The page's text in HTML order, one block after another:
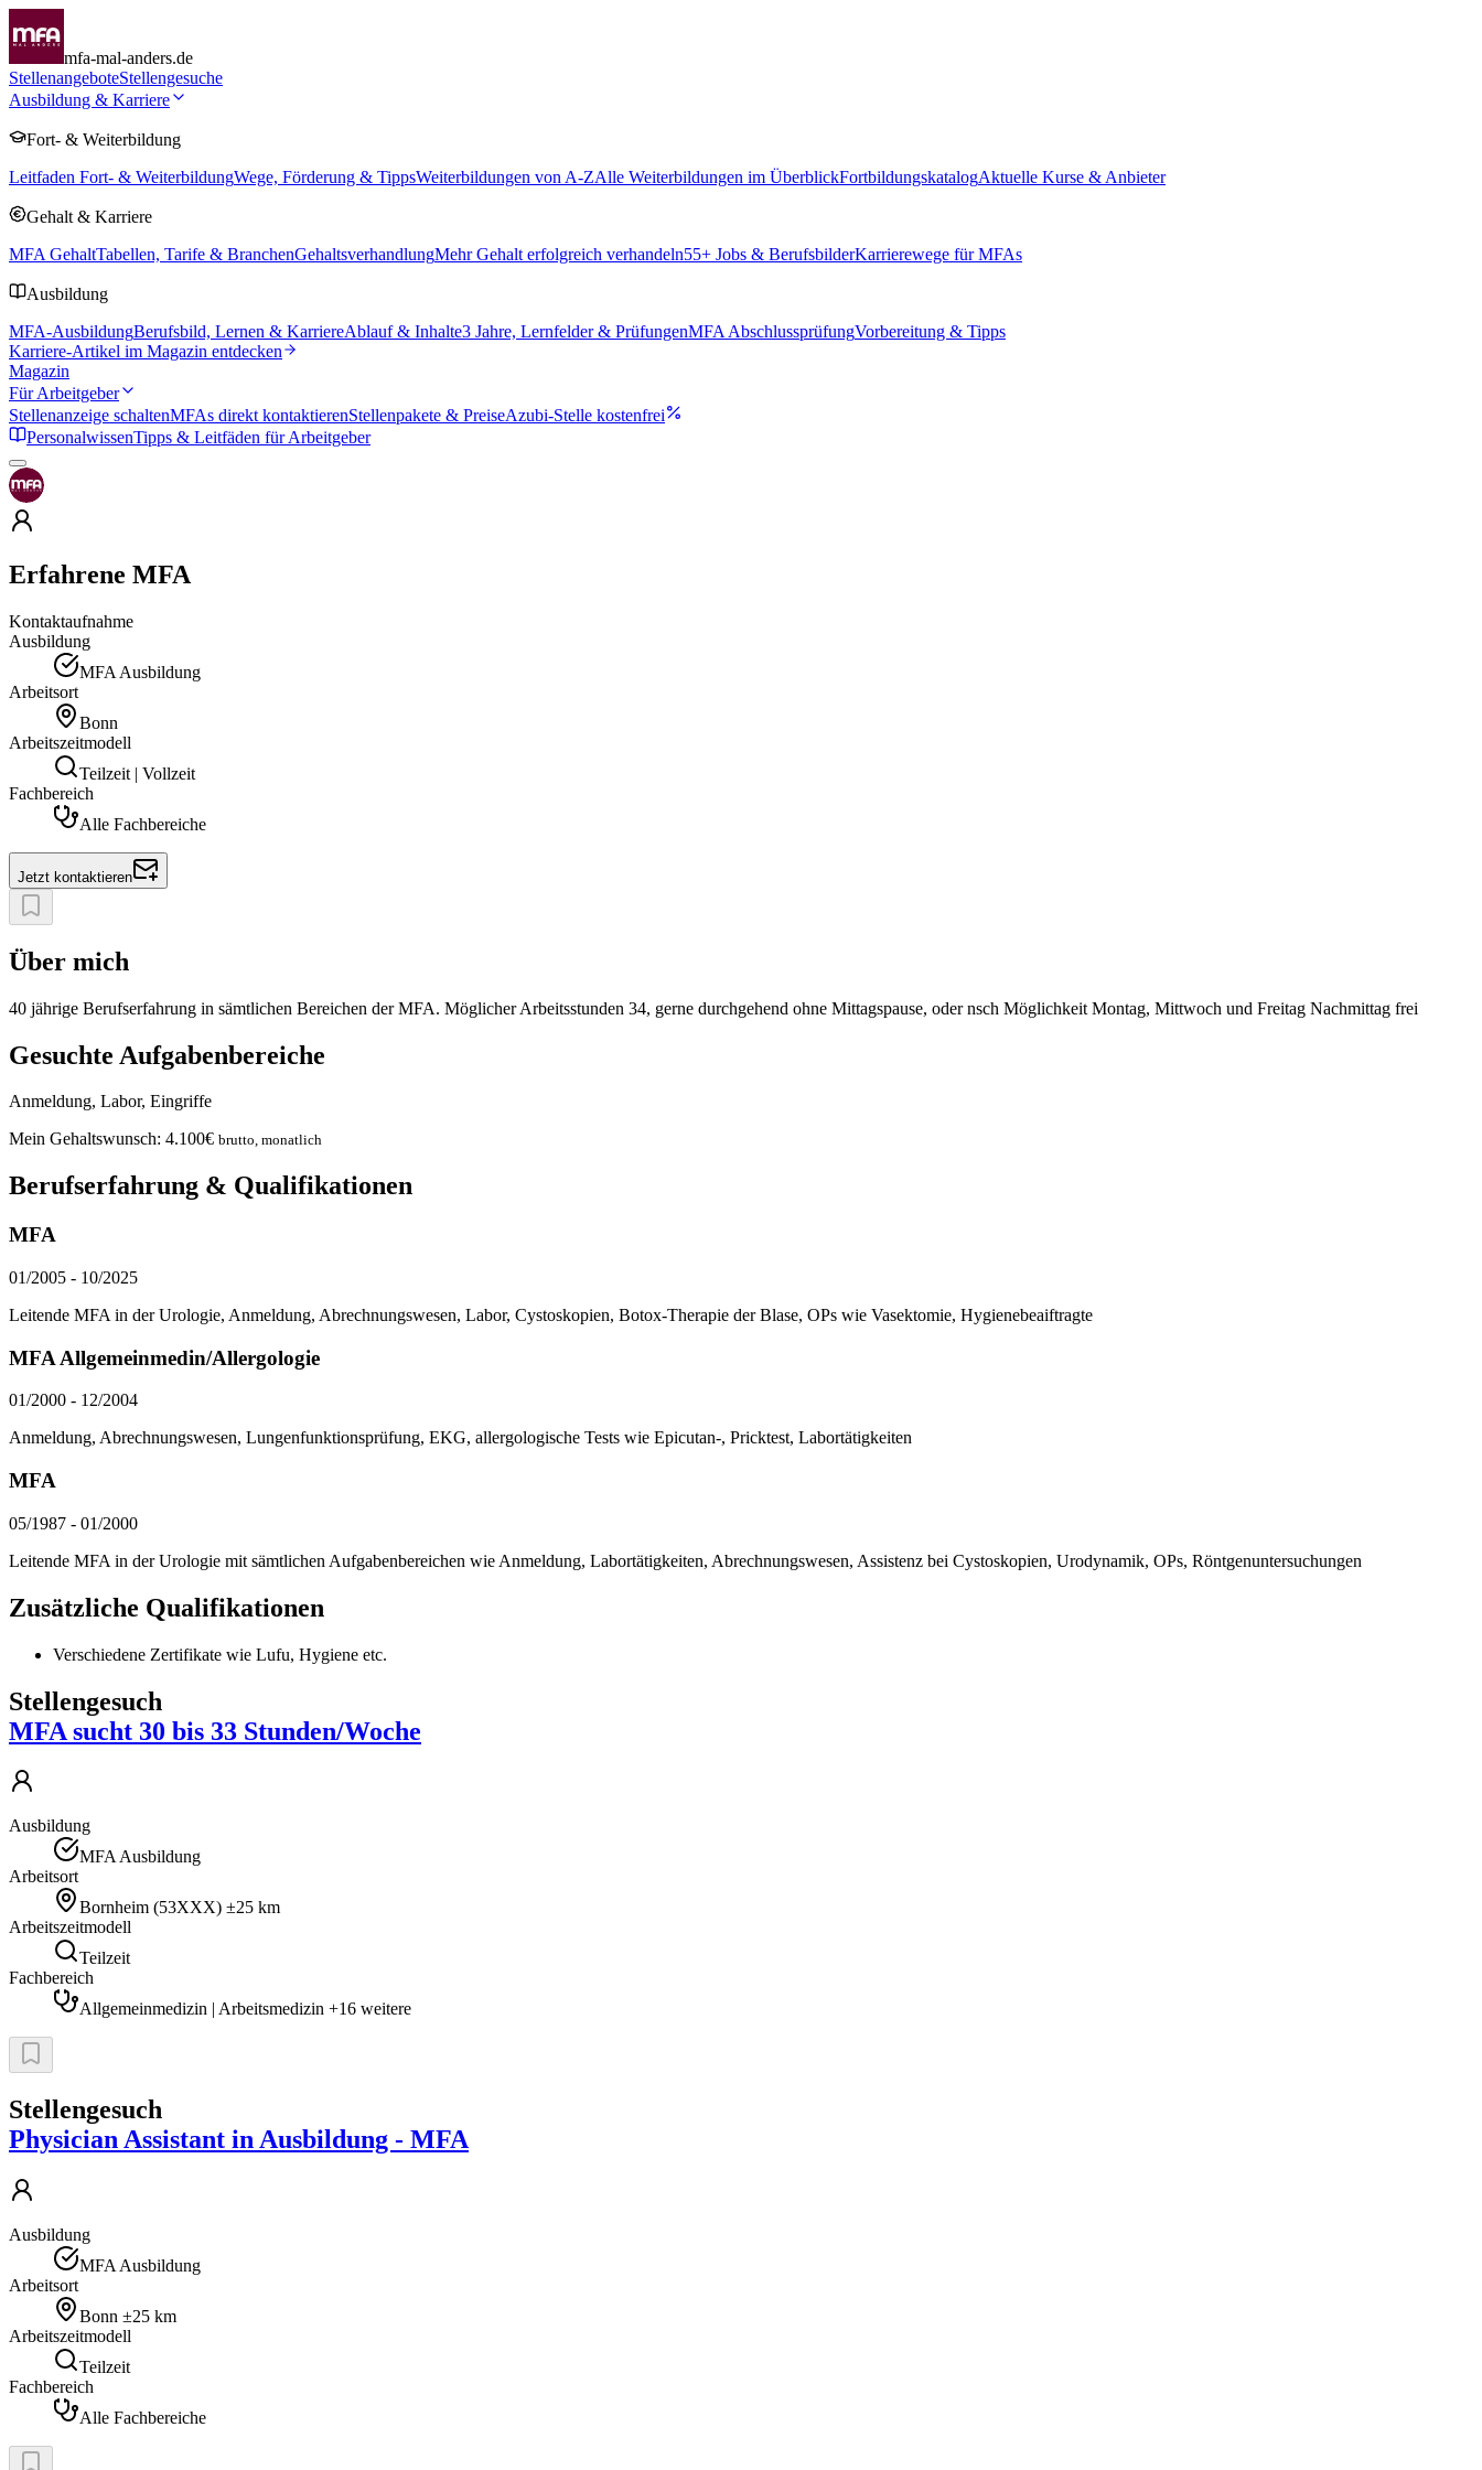
mfa-mal-anders.de
StellenangeboteStellengesuche
Ausbildung & Karriere
Fort- & Weiterbildung
Leitfaden Fort- & WeiterbildungWege, Förderung & TippsWeiterbildungen von A-ZAlle Weiterbildungen im ÜberblickFortbildungskatalogAktuelle Kurse & Anbieter
Gehalt & Karriere
MFA GehaltTabellen, Tarife & BranchenGehaltsverhandlungMehr Gehalt erfolgreich verhandeln55+ Jobs & BerufsbilderKarrierewege für MFAs
Ausbildung
MFA-AusbildungBerufsbild, Lernen & KarriereAblauf & Inhalte3 Jahre, Lernfelder & PrüfungenMFA AbschlussprüfungVorbereitung & Tipps
Karriere-Artikel im Magazin entdecken
Magazin
Für Arbeitgeber
Stellenanzeige schaltenMFAs direkt kontaktierenStellenpakete & PreiseAzubi-Stelle kostenfrei
PersonalwissenTipps & Leitfäden für Arbeitgeber
Erfahrene MFA
Kontaktaufnahme
Ausbildung
MFA Ausbildung
Arbeitsort
Bonn
Arbeitszeitmodell
Teilzeit | Vollzeit
Fachbereich
Alle Fachbereiche
Jetzt kontaktieren
Über mich
40 jährige Berufserfahrung in sämtlichen Bereichen der MFA. Möglicher Arbeitsstunden 34, gerne durchgehend ohne Mittagspause, oder nsch Möglichkeit Montag, Mittwoch und Freitag Nachmittag frei
Gesuchte Aufgabenbereiche
Anmeldung, Labor, Eingriffe
Mein Gehaltswunsch: 4.100€ brutto, monatlich
Berufserfahrung & Qualifikationen
MFA
01/2005 - 10/2025
Leitende MFA in der Urologie, Anmeldung, Abrechnungswesen, Labor, Cystoskopien, Botox-Therapie der Blase, OPs wie Vasektomie, Hygienebeaiftragte
MFA Allgemeinmedin/Allergologie
01/2000 - 12/2004
Anmeldung, Abrechnungswesen, Lungenfunktionsprüfung, EKG, allergologische Tests wie Epicutan-, Pricktest, Labortätigkeiten
MFA
05/1987 - 01/2000
Leitende MFA in der Urologie mit sämtlichen Aufgabenbereichen wie Anmeldung, Labortätigkeiten, Abrechnungswesen, Assistenz bei Cystoskopien, Urodynamik, OPs, Röntgenuntersuchungen
Zusätzliche Qualifikationen
Verschiedene Zertifikate wie Lufu, Hygiene etc.
Stellengesuch
MFA sucht 30 bis 33 Stunden/Woche
Ausbildung
MFA Ausbildung
Arbeitsort
Bornheim (53XXX) ±25 km
Arbeitszeitmodell
Teilzeit
Fachbereich
Allgemeinmedizin | Arbeitsmedizin +16 weitere
Stellengesuch
Physician Assistant in Ausbildung - MFA
Ausbildung
MFA Ausbildung
Arbeitsort
Bonn ±25 km
Arbeitszeitmodell
Teilzeit
Fachbereich
Alle Fachbereiche